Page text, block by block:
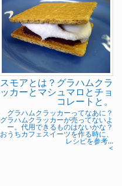
スモアとは？グラハムクラ
ッカーとマシュマロとチョ
コレートと。
グラハムクラッカーってなあに？
グラハムクラッカーが売ってないよ
ー。代用できるものはないかな？
おうちカフェスイーツを作る時に、
レシピを参考...
<